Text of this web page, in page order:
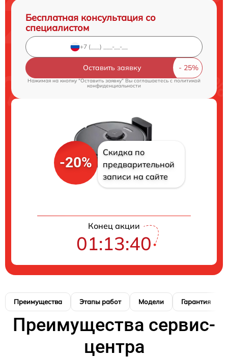
Бесплатная консультация со
специалистом
Оставить заявку
Нажимая на кнопку "Оставить заявку" Вы соглашаетесь cполитикой
конфиденциальности
-20%
Скидка по
предварительной
записи на сайте
Конец акции
01:13:39
Преимущества Этапы работ Модели Гарантия
Преимущества сервис-
центра